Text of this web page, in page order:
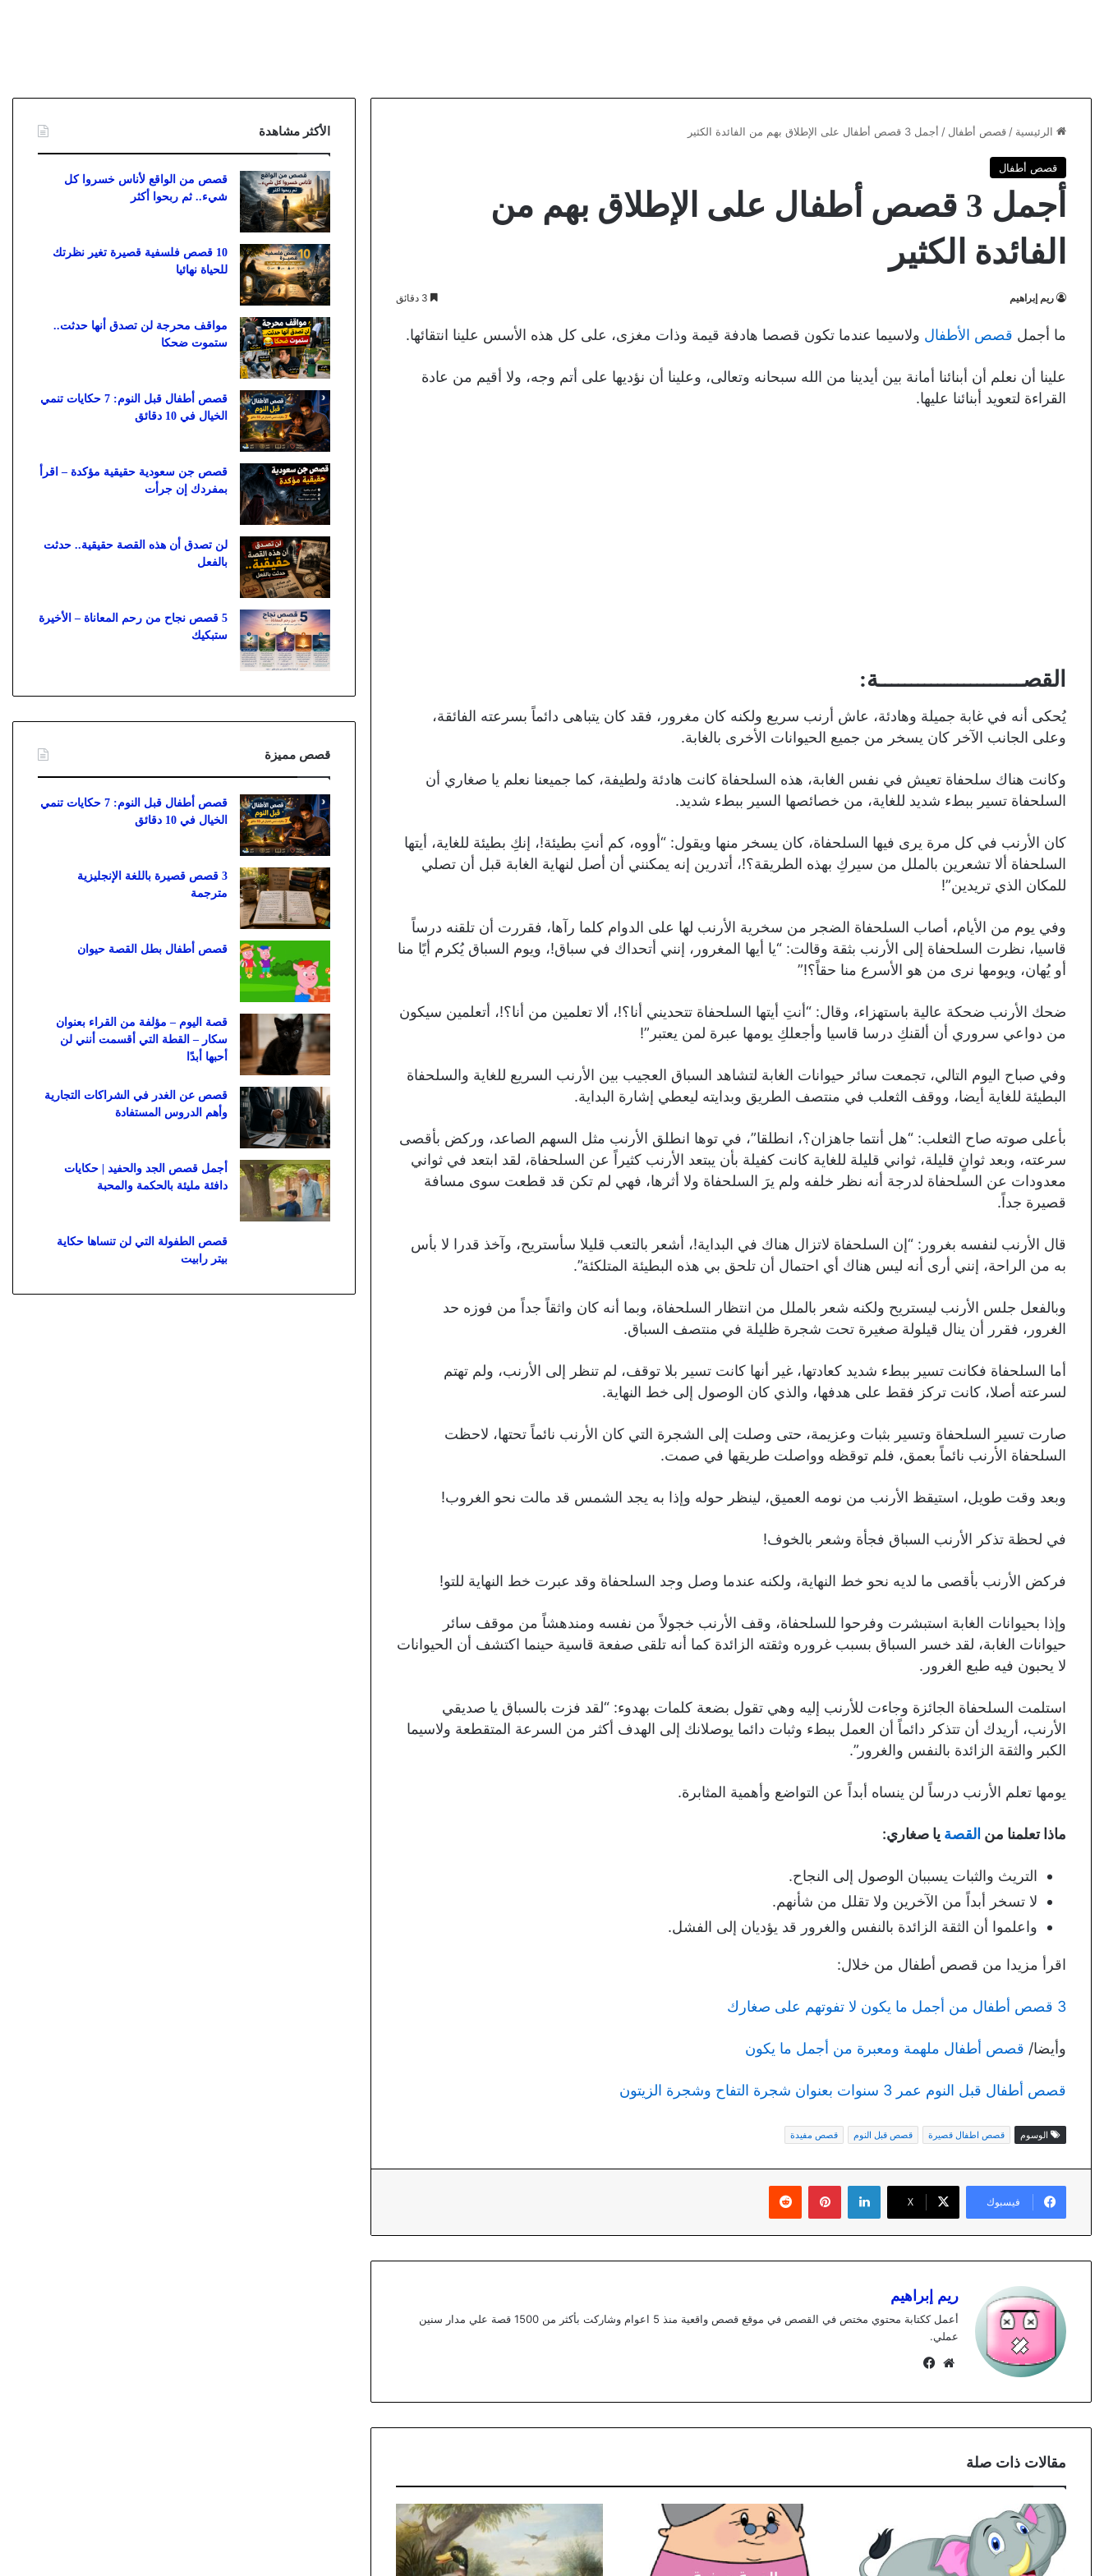
الرئيسية / قصص أطفال / أجمل 3 قصص أطفال على الإطلاق بهم من الفائدة الكثير
قصص أطفال
أجمل 3 قصص أطفال على الإطلاق بهم من
الفائدة الكثير
ريم إبراهيم
ما أجمل قصص الأطفال ولاسيما عندما تكون قصصا هادفة قيمة وذات مغزى، على كل هذه الأسس علينا انتقائها.
علينا أن نعلم أن أبنائنا أمانة بين أيدينا من الله سبحانه وتعالى، وعلينا أن نؤديها على أتم وجه، ولا أقيم من عادة
القراءة لتعويد أبنائنا عليها.
القصــــــــــــــــــــــة:
يُحكى أنه في غابة جميلة وهادئة، عاش أرنب سريع ولكنه كان مغرور، فقد كان يتباهى دائماً بسرعته الفائقة،
وعلى الجانب الآخر كان يسخر من جميع الحيوانات الأخرى بالغابة.
وكانت هناك سلحفاة تعيش في نفس الغابة، هذه السلحفاة كانت هادئة ولطيفة، كما جميعنا نعلم يا صغاري أن
السلحفاة تسير ببطء شديد للغاية، من خصائصها السير ببطء شديد.
كان الأرنب في كل مرة يرى فيها السلحفاة، كان يسخر منها ويقول: “أووه، كم أنتِ بطيئة!، إنكِ بطيئة للغاية، أيتها
السلحفاة ألا تشعرين بالملل من سيركِ بهذه الطريقة؟!، أتدرين إنه يمكنني أن أصل لنهاية الغابة قبل أن تصلي
للمكان الذي تريدين”!
وفي يوم من الأيام، أصاب السلحفاة الضجر من سخرية الأرنب لها على الدوام كلما رآها، فقررت أن تلقنه درساً
قاسيا، نظرت السلحفاة إلى الأرنب بثقة وقالت: “يا أيها المغرور، إنني أتحداك في سباق!، ويوم السباق يُكرم أيًا منا
أو يُهان، ويومها نرى من هو الأسرع منا حقاً؟!”
ضحك الأرنب ضحكة عالية باستهزاء، وقال: “أنتِ أيتها السلحفاة تتحديني أنا؟!، ألا تعلمين من أنا؟!، أتعلمين سيكون
من دواعي سروري أن ألقنكِ درسا قاسيا وأجعلكِ يومها عبرة لمن يعتبر”!
وفي صباح اليوم التالي، تجمعت سائر حيوانات الغابة لتشاهد السباق العجيب بين الأرنب السريع للغاية والسلحفاة
البطيئة للغاية أيضا، ووقف الثعلب في منتصف الطريق وبدايته ليعطي إشارة البداية.
بأعلى صوته صاح الثعلب: “هل أنتما جاهزان؟، انطلقا”، في توها انطلق الأرنب مثل السهم الصاعد، وركض بأقصى
سرعته، وبعد ثوانٍ قليلة، ثواني قليلة للغاية كانت كفيلة بأن يبتعد الأرنب كثيراً عن السلحفاة، لقد ابتعد في ثواني
معدودات عن السلحفاة لدرجة أنه نظر خلفه ولم يرَ السلحفاة ولا أثرها، فهي لم تكن قد قطعت سوى مسافة
قصيرة جداً.
قال الأرنب لنفسه بغرور: “إن السلحفاة لاتزال هناك في البداية!، أشعر بالتعب قليلا سأستريح، وآخذ قدرا لا بأس
به من الراحة، إنني أرى أنه ليس هناك أي احتمال أن تلحق بي هذه البطيئة المتلكئة”.
وبالفعل جلس الأرنب ليستريح ولكنه شعر بالملل من انتظار السلحفاة، وبما أنه كان واثقاً جداً من فوزه حد
الغرور، فقرر أن ينال قيلولة صغيرة تحت شجرة ظليلة في منتصف السباق.
أما السلحفاة فكانت تسير ببطء شديد كعادتها، غير أنها كانت تسير بلا توقف، لم تنظر إلى الأرنب، ولم تهتم
لسرعته أصلا، كانت تركز فقط على هدفها، والذي كان الوصول إلى خط النهاية.
صارت تسير السلحفاة وتسير بثبات وعزيمة، حتى وصلت إلى الشجرة التي كان الأرنب نائماً تحتها، لاحظت
السلحفاة الأرنب نائماً بعمق، فلم توقظه وواصلت طريقها في صمت.
وبعد وقت طويل، استيقظ الأرنب من نومه العميق، لينظر حوله وإذا به يجد الشمس قد مالت نحو الغروب!
في لحظة تذكر الأرنب السباق فجأة وشعر بالخوف!
فركض الأرنب بأقصى ما لديه نحو خط النهاية، ولكنه عندما وصل وجد السلحفاة وقد عبرت خط النهاية للتو!
وإذا بحيوانات الغابة استبشرت وفرحوا للسلحفاة، وقف الأرنب خجولاً من نفسه ومندهشاً من موقف سائر
حيوانات الغابة، لقد خسر السباق بسبب غروره وثقته الزائدة كما أنه تلقى صفعة قاسية حينما اكتشف أن الحيوانات
لا يحبون فيه طبع الغرور.
استلمت السلحفاة الجائزة وجاءت للأرنب إليه وهي تقول بضعة كلمات بهدوء: “لقد فزت بالسباق يا صديقي
الأرنب، أريدك أن تتذكر دائماً أن العمل ببطء وثبات دائما يوصلانك إلى الهدف أكثر من السرعة المتقطعة ولاسيما
الكبر والثقة الزائدة بالنفس والغرور”.
يومها تعلم الأرنب درساً لن ينساه أبداً عن التواضع وأهمية المثابرة.
ماذا تعلمنا من القصة يا صغاري:
التريث والثبات يسببان الوصول إلى النجاح.
لا تسخر أبداً من الآخرين ولا تقلل من شأنهم.
واعلموا أن الثقة الزائدة بالنفس والغرور قد يؤديان إلى الفشل.
اقرأ مزيدا من قصص أطفال من خلال:
3 قصص أطفال من أجمل ما يكون لا تفوتهم على صغارك
وأيضا/ قصص أطفال ملهمة ومعبرة من أجمل ما يكون
قصص أطفال قبل النوم عمر 3 سنوات بعنوان شجرة التفاح وشجرة الزيتون
الوسوم قصص اطفال قصيرة قصص قبل النوم قصص مفيدة
فيسبوك X
لينكدإن بينتيريست
ريم إبراهيم
أعمل ككتابة محتوي مختص في القصص في موقع قصص واقعية منذ 5 اعوام وشاركت بأكثر من 1500 قصة علي مدار سنين
عملي.
موقع
مقالات ذات صلة
الأكثر مشاهدة
قصص من الواقع لأناس خسروا كل
شيء.. ثم ربحوا أكثر
10 قصص فلسفية قصيرة تغير نظرتك
للحياة نهائيا
مواقف محرجة لن تصدق أنها حدثت..
ستموت ضحكا
قصص أطفال قبل النوم: 7 حكايات تنمي
الخيال في 10 دقائق
قصص جن سعودية حقيقية مؤكدة – اقرأ
بمفردك إن جرأت
لن تصدق أن هذه القصة حقيقية.. حدثت
بالفعل
5 قصص نجاح من رحم المعاناة – الأخيرة
ستبكيك
قصص مميزة
قصص أطفال قبل النوم: 7 حكايات تنمي
الخيال في 10 دقائق
3 قصص قصيرة باللغة الإنجليزية
مترجمة
قصص أطفال بطل القصة حيوان
قصة اليوم – مؤلفة من القراء بعنوان
سكار – القطة التي أقسمت أنني لن
أحبها أبدًا
قصص عن الغدر في الشراكات التجارية
وأهم الدروس المستفادة
أجمل قصص الجد والحفيد | حكايات
دافئة مليئة بالحكمة والمحبة
قصص الطفولة التي لن تنساها حكاية
بيتر رابيت